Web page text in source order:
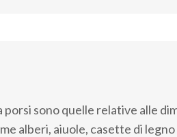
porsi sono quelle relative alle
alberi, aiuole, casette di